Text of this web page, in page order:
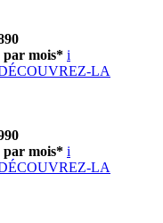
par mois* i
LA
par mois* i
LA